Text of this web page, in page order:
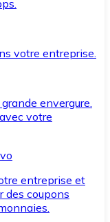
votre entreprise.
envergure.
votre
entreprise et
des coupons